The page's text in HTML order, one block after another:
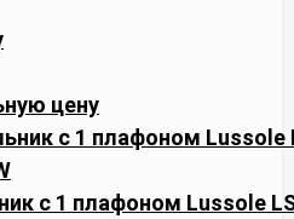
цену
с 1 плафоном Lussole